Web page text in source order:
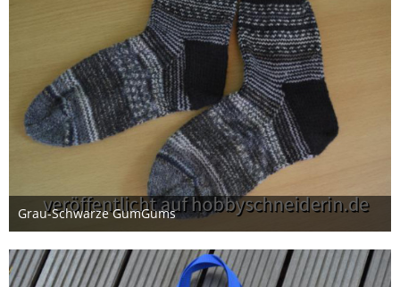
Grau-Schwarze GumGums
Donnerstag, 21:05